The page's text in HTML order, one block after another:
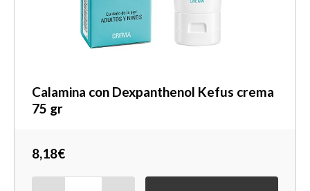
Calamina con Dexpanthenol Kefus crema
75 gr
8,18€